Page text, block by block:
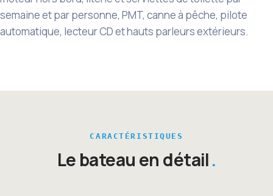
semaine et par personne, PMT, canne à pêche, pilote
automatique, lecteur CD et hauts parleurs extérieurs.
CARACTÉRISTIQUES
Le bateau en détail